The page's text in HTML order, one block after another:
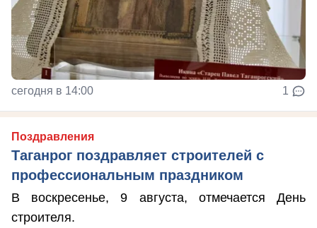
сегодня в 14:00 1
Поздравления
Таганрог поздравляет строителей с
профессиональным праздником
В воскресенье, 9 августа, отмечается День
строителя.